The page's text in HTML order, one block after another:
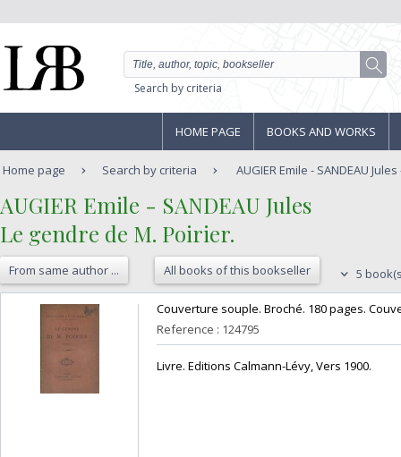
Search by criteria
HOME PAGE BOOKS AND WORKS
Home page Search by criteria AUGIER Emile - SANDEAU
‎AUGIER Emile - SANDEAU Jules ‎
‎Le gendre de M. Poirier.‎
From same author ... All books of this bookseller 5
‎Couverture souple. Broché. 180 pages.
Reference : 124795
‎Livre. Editions Calmann-Lévy, Vers 1900.‎